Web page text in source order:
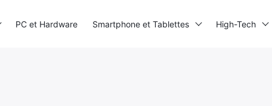
PC et Hardware Smartphone et Tablettes High-Tech